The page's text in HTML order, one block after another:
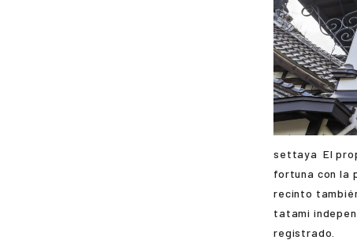
settaya El
fortuna con la
recinto
tatami
registrado.